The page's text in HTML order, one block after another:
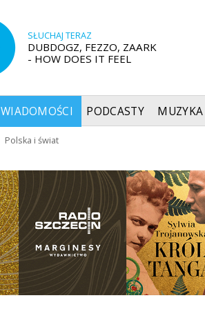
SŁUCHAJ TERAZ
DUBDOGZ, FEZZO, ZAARK
- HOW DOES IT FEEL
WIADOMOŚCI PODCASTY MUZYKA
Polska i świat